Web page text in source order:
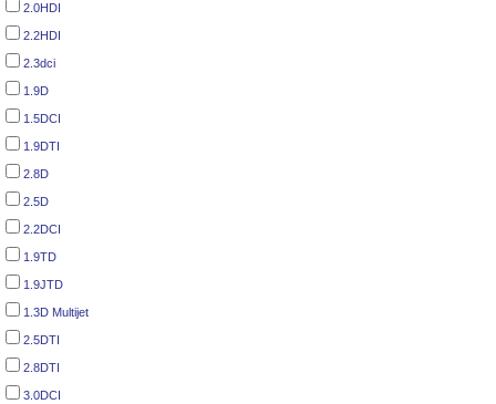
2.0HDI
2.2HDI
2.3dci
1.9D
1.5DCI
1.9DTI
2.8D
2.5D
2.2DCI
1.9TD
1.9JTD
1.3D Multijet
2.5DTI
2.8DTI
3.0DCI